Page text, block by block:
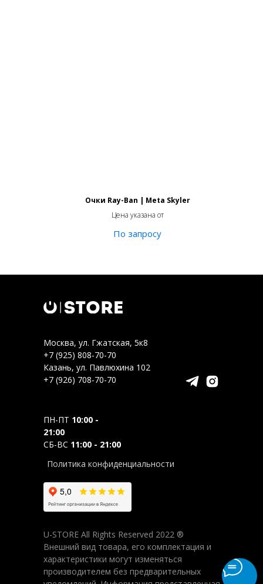
Очки Ray-Ban | Meta Skyler
Цена указана от
Москва, ул. Гжатская, 5к8
+7 (925) 808-70-70
Казань, ул. Павлюхина 102
+7 (926) 708-70-70
ПН-ПТ 10:00 -
21:00
СБ-ВС 11:00 - 21:00
U-STORE All Rights Reserved 2022 ®
Внешний вид товара, его комплектация и
характеристики могут изменяться
производителем без предварительных
Политика конфиденциальности